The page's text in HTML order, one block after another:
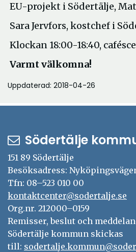
EU-projekt i Södertälje,
Sara Jervfors, kostchef i
Klockan 18:00-18:40,
Varmt välkomna!
Uppdaterad: 2018-04-26
Södertälje
151 89 Södertälje
Besöksadress:
Tfn: 08–523 010 00
kontaktcenter@sodertalje.se
Org.nr. 212000–0159
Remisser, beslut och
Södertälje kommun skickas
till: